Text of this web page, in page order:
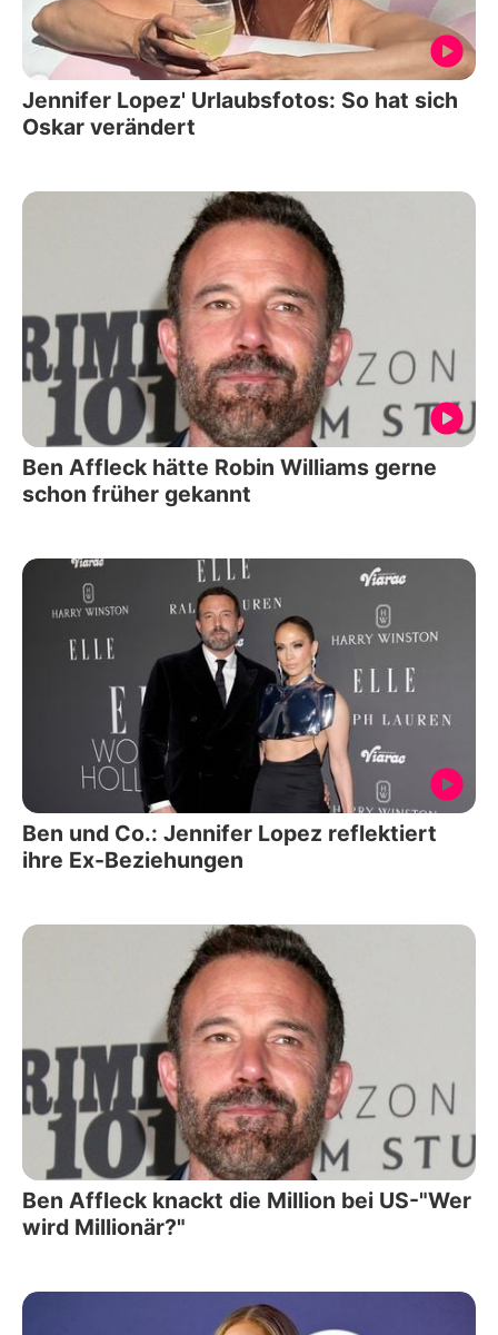
Jennifer Lopez' Urlaubsfotos: So hat sich
Oskar verändert
Ben Affleck hätte Robin Williams gerne
schon früher gekannt
Ben und Co.: Jennifer Lopez reflektiert
ihre Ex-Beziehungen
Ben Affleck knackt die Million bei US-"Wer
wird Millionär?"